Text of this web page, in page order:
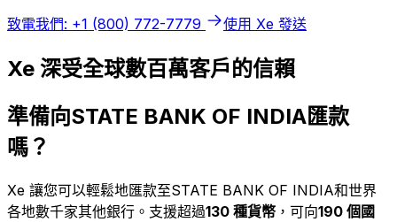
致電我們: +1 (800) 772-7779 使用 Xe 發送
Xe 深受全球數百萬客戶的信賴
準備向STATE BANK OF INDIA匯款
嗎？
Xe 讓您可以輕鬆地匯款至STATE BANK OF INDIA和世界
各地數千家其他銀行。支援超過130 種貨幣 ，可向190 個國